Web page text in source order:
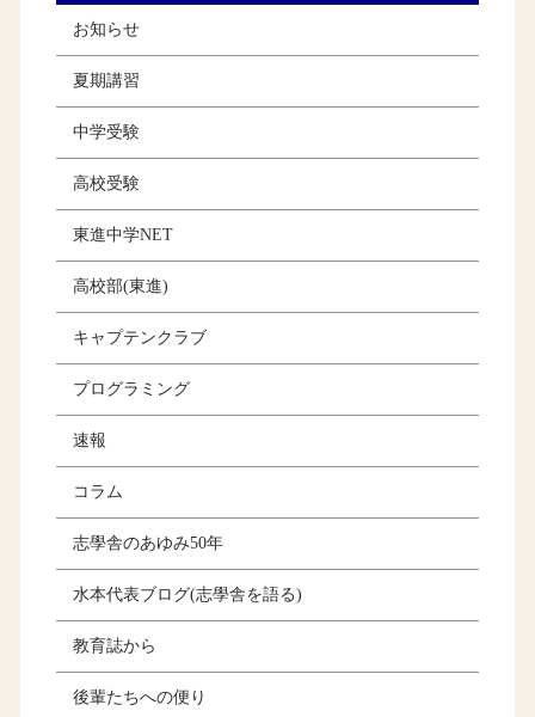
お知らせ
夏期講習
中学受験
高校受験
東進中学NET
高校部(東進)
キャプテンクラブ
プログラミング
速報
コラム
志學舎のあゆみ50年
水本代表ブログ(志學舎を語る)
教育誌から
後輩たちへの便り